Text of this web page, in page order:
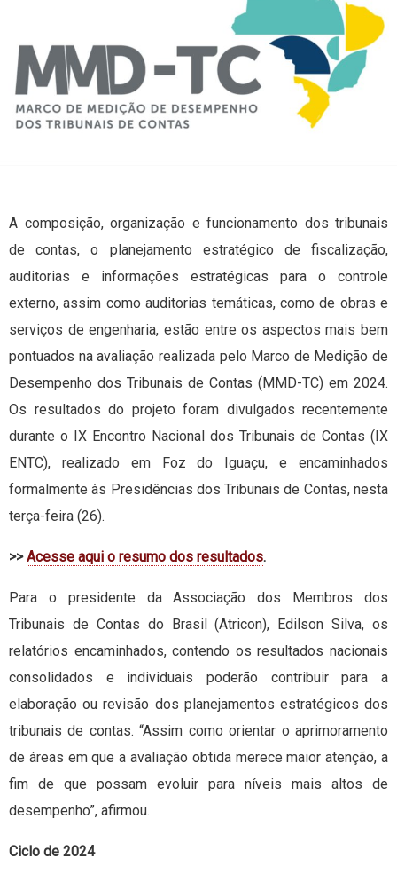
A composição, organização e funcionamento dos tribunais
de contas, o planejamento estratégico de fiscalização,
auditorias e informações estratégicas para o controle
externo, assim como auditorias temáticas, como de obras e
serviços de engenharia, estão entre os aspectos mais bem
pontuados na avaliação realizada pelo Marco de Medição de
Desempenho dos Tribunais de Contas (MMD-TC) em 2024.
Os resultados do projeto foram divulgados recentemente
durante o IX Encontro Nacional dos Tribunais de Contas (IX
ENTC), realizado em Foz do Iguaçu, e encaminhados
formalmente às Presidências dos Tribunais de Contas, nesta
terça-feira (26).
>>Acesse aqui o resumo dos resultados.
Para o presidente da Associação dos Membros dos
Tribunais de Contas do Brasil (Atricon), Edilson Silva, os
relatórios encaminhados, contendo os resultados nacionais
consolidados e individuais poderão contribuir para a
elaboração ou revisão dos planejamentos estratégicos dos
tribunais de contas. “Assim como orientar o aprimoramento
de áreas em que a avaliação obtida merece maior atenção, a
fim de que possam evoluir para níveis mais altos de
desempenho”, afirmou.
Ciclo de 2024